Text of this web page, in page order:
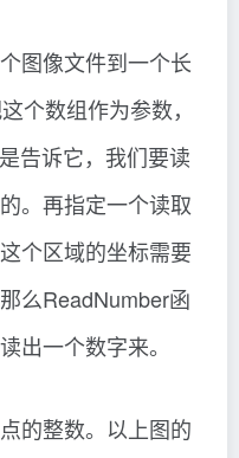
图像文件到一个长
个数组作为参数，
告诉它，我们要读
。再指定一个读取
个区域的坐标需要
么ReadNumber函
出一个数字来。
的整数。以上图的